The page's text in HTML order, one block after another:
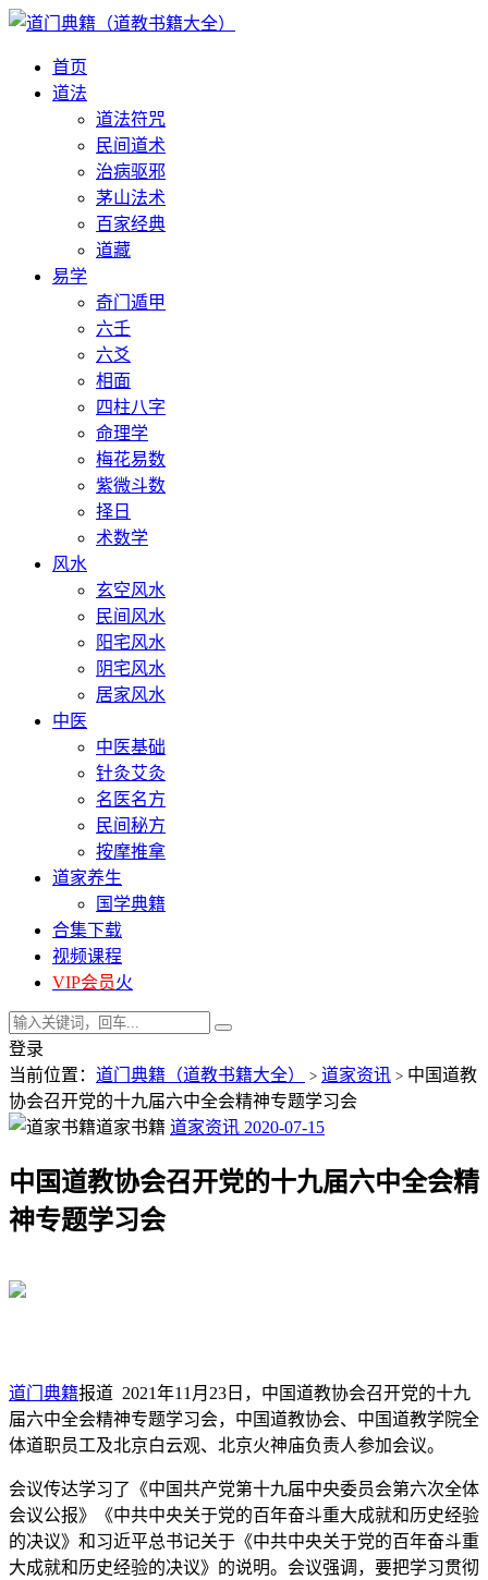
首页
道法
道法符咒
民间道术
治病驱邪
茅山法术
百家经典
道藏
易学
奇门遁甲
六壬
六爻
相面
四柱八字
命理学
梅花易数
紫微斗数
择日
术数学
风水
玄空风水
民间风水
阳宅风水
阴宅风水
居家风水
中医
中医基础
针灸艾灸
名医名方
民间秘方
按摩推拿
道家养生
国学典籍
合集下载
视频课程
VIP会员火
登录
当前位置： 道门典籍（道教书籍大全） > 道家资讯 > 中国道教
协会召开党的十九届六中全会精神专题学习会
道家书籍 道家资讯 2020-07-15
中国道教协会召开党的十九届六中全会精
神专题学习会
道门典籍报道 2021年11月23日，中国道教协会召开党的十九
届六中全会精神专题学习会，中国道教协会、中国道教学院全
体道职员工及北京白云观、北京火神庙负责人参加会议。
会议传达学习了《中国共产党第十九届中央委员会第六次全体
会议公报》《中共中央关于党的百年奋斗重大成就和历史经验
的决议》和习近平总书记关于《中共中央关于党的百年奋斗重
大成就和历史经验的决议》的说明。会议强调，要把学习贯彻